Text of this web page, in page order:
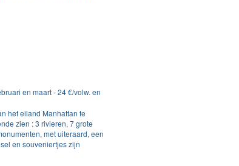
en maart - 24 €/volw. en
het eiland Manhattan te
zien : 3 rivieren, 7 grote
met uiteraard, een
en souveniertjes zijn